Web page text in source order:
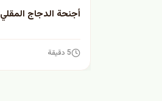
أجنحة الدجاج المقلي
5 دقيقة